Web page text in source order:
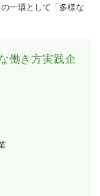
一環として「多様な
働き方実践企